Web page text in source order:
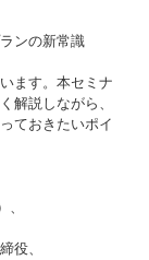
ンの新常識
ます。本セミナ
解説しながら、
ておきたいポイ
役、